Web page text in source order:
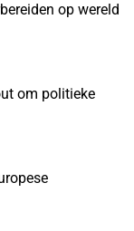
op wereld
om politieke